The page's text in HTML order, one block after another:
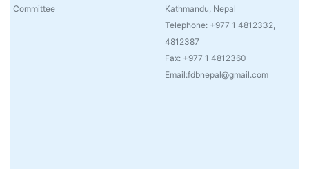
Committee
Kathmandu, Nepal
Telephone: +977 1 4812332,
4812387
Fax: +977 1 4812360
Email:fdbnepal@gmail.com